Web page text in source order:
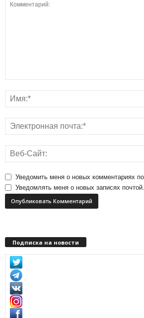
Уведомить меня о новых комментариях по
Уведомлять меня о новых записях почтой.
Подписка на новости